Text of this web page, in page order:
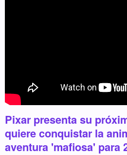
Pixar presenta su
quiere conquistar la
aventura 'mafiosa' para